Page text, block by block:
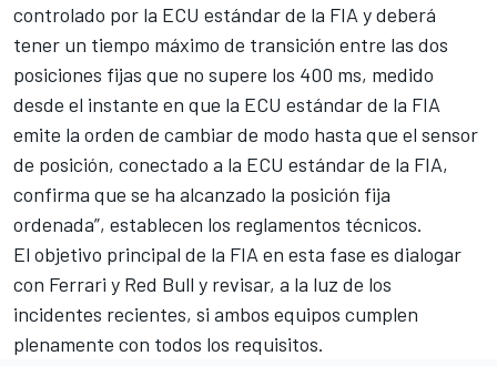
controlado por la ECU estándar de la FIA y deberá
tener un tiempo máximo de transición entre las dos
posiciones fijas que no supere los 400 ms, medido
desde el instante en que la ECU estándar de la FIA
emite la orden de cambiar de modo hasta que el sensor
de posición, conectado a la ECU estándar de la FIA,
confirma que se ha alcanzado la posición fija
ordenada”, establecen los reglamentos técnicos.
El objetivo principal de la FIA en esta fase es dialogar
con Ferrari y Red Bull y revisar, a la luz de los
incidentes recientes, si ambos equipos cumplen
plenamente con todos los requisitos.